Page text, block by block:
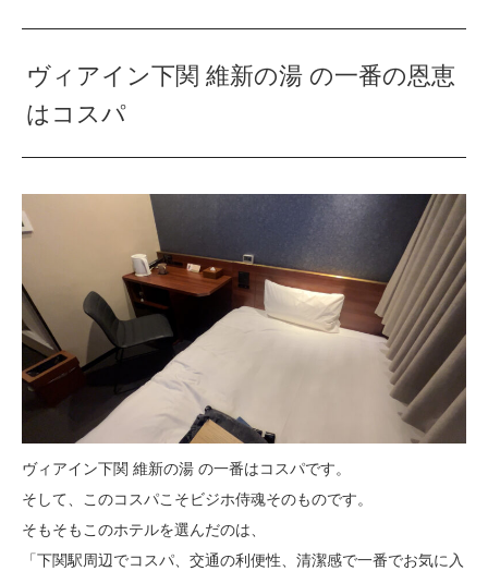
ヴィアイン下関 維新の湯 の一番の恩恵
はコスパ
ヴィアイン下関 維新の湯 の一番はコスパです。
そして、このコスパこそビジホ侍魂そのものです。
そもそもこのホテルを選んだのは、
「下関駅周辺でコスパ、交通の利便性、清潔感で一番でお気に入